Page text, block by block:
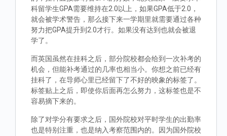
科留学生GPA需要维持在2.0以上，如果GPA低于2.0，
就会被学术警告，那么接下来一学期里就需要通过各种
努力把GPA提升到2.0才行。如果没有达到也就会被退
学了。
而英国虽然在挂科之后，部分院校都会给到一次补考的
机会，但能补考通过的几率也相当小。你想之前已经有
挂科了，在导师心里已经留下了不好的映象的标签了。
标签贴上之后，即使你后面再怎么努力，这标签也是不
容易摘下来的。
除了对学分有要求之后，国外院校对平时学生的出勤率
也是特别注重，也是纳入考察范围内的。因为国外院校